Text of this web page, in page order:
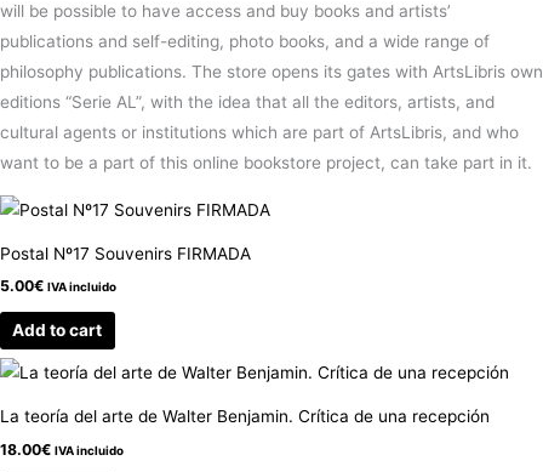
will be possible to have access and buy books and artists’
publications and self-editing, photo books, and a wide range of
philosophy publications. The store opens its gates with ArtsLibris own
editions “Serie AL”, with the idea that all the editors, artists, and
cultural agents or institutions which are part of ArtsLibris, and who
want to be a part of this online bookstore project, can take part in it.
Postal Nº17 Souvenirs FIRMADA
5.00€ IVA incluido
Add to cart
La teoría del arte de Walter Benjamin. Crítica de una recepción
18.00€ IVA incluido